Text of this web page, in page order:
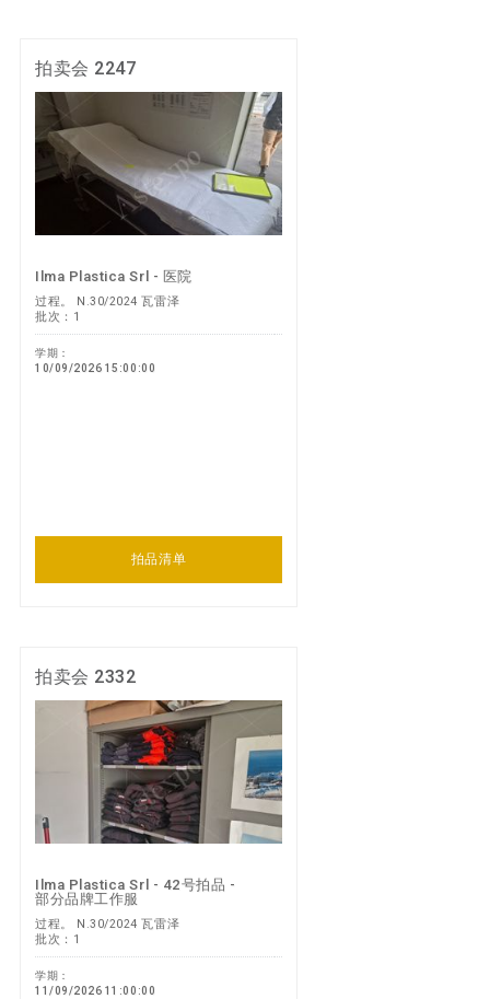
拍卖会 2247
Ilma Plastica Srl - 医院
过程。 N.30/2024 瓦雷泽
批次：1
学期：
10/09/2026 15:00:00
拍品清单
拍卖会 2332
Ilma Plastica Srl - 42号拍品 -
部分品牌工作服
过程。 N.30/2024 瓦雷泽
批次：1
学期：
11/09/2026 11:00:00